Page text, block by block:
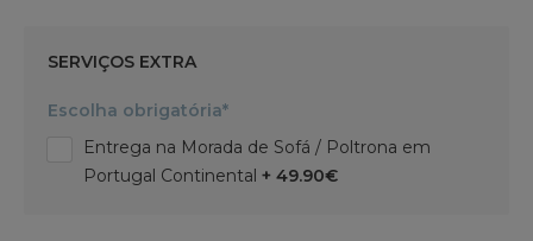
SERVIÇOS EXTRA
Escolha obrigatória*
Entrega na Morada de Sofá / Poltrona em
Portugal Continental + 49.90€